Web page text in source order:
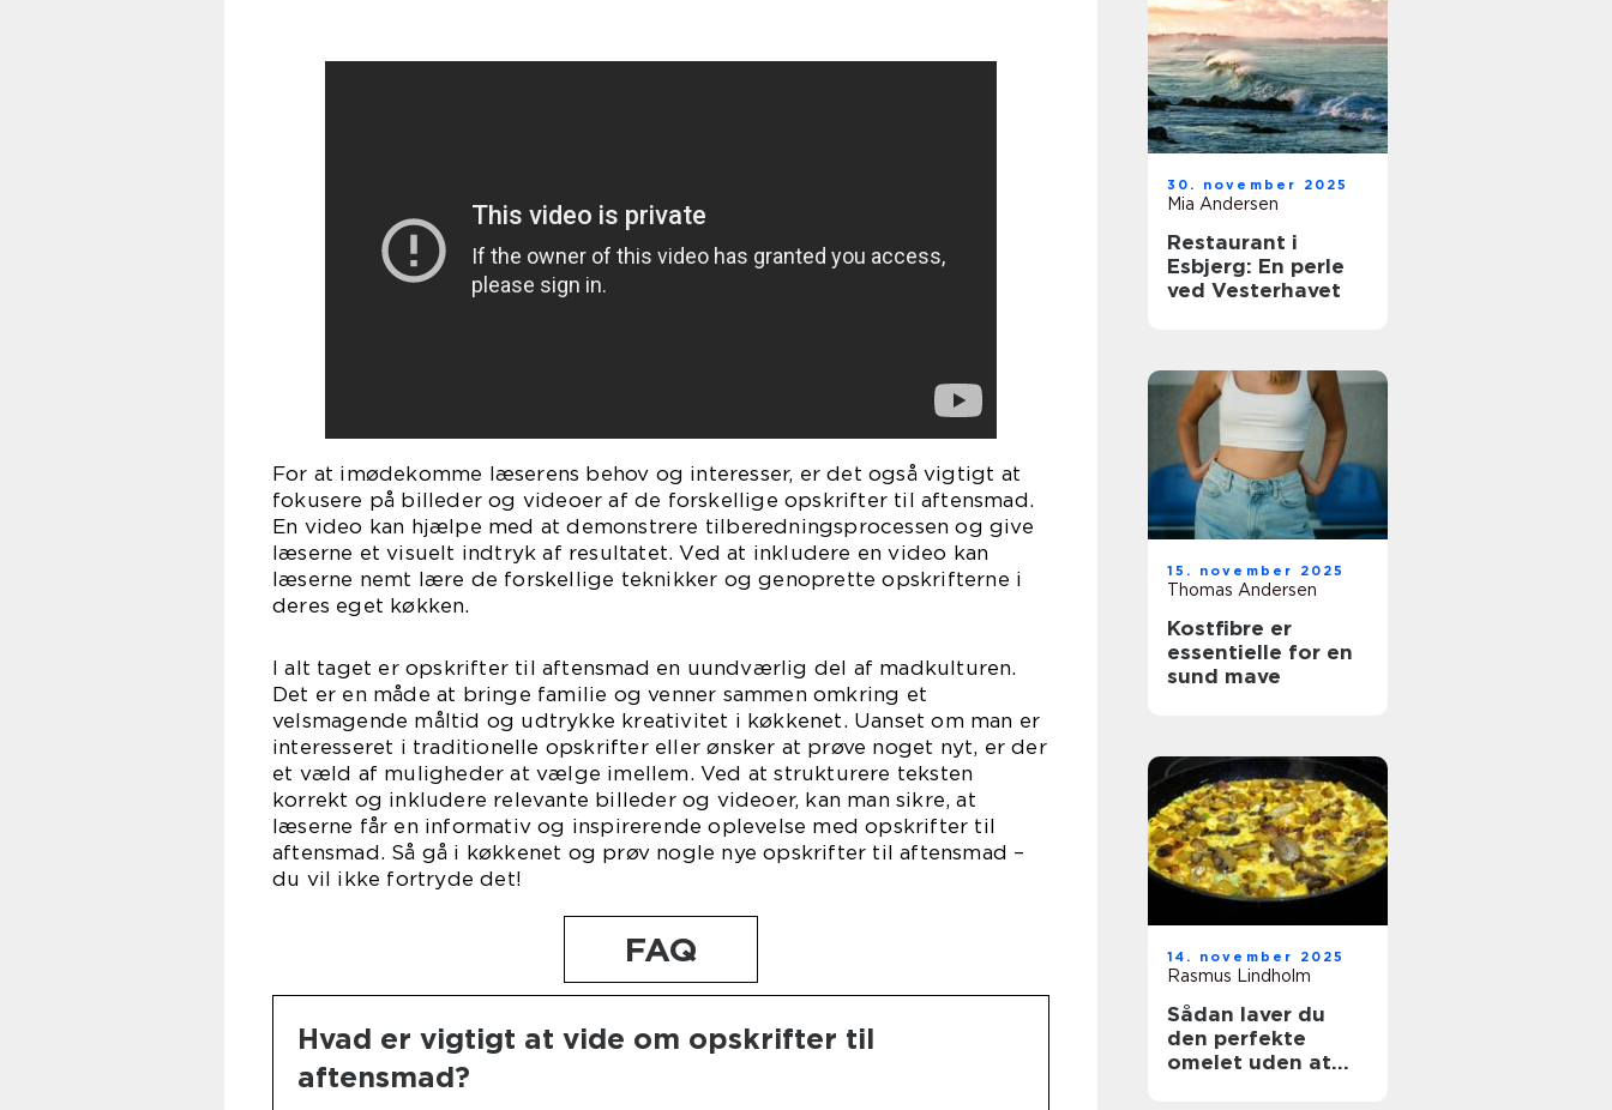
For at imødekomme læserens behov og interesser, er det også vigtigt at
fokusere på billeder og videoer af de forskellige opskrifter til aftensmad.
En video kan hjælpe med at demonstrere tilberedningsprocessen og give
læserne et visuelt indtryk af resultatet. Ved at inkludere en video kan
læserne nemt lære de forskellige teknikker og genoprette opskrifterne i
deres eget køkken.
I alt taget er opskrifter til aftensmad en uundværlig del af madkulturen.
Det er en måde at bringe familie og venner sammen omkring et
velsmagende måltid og udtrykke kreativitet i køkkenet. Uanset om man er
interesseret i traditionelle opskrifter eller ønsker at prøve noget nyt, er der
et væld af muligheder at vælge imellem. Ved at strukturere teksten
korrekt og inkludere relevante billeder og videoer, kan man sikre, at
læserne får en informativ og inspirerende oplevelse med opskrifter til
aftensmad. Så gå i køkkenet og prøv nogle nye opskrifter til aftensmad –
du vil ikke fortryde det!
FAQ
Hvad er vigtigt at vide om opskrifter til
aftensmad?
30. november 2025
Mia Andersen
Restaurant i
Esbjerg: En perle
ved Vesterhavet
15. november 2025
Thomas Andersen
Kostfibre er
essentielle for en
sund mave
14. november 2025
Rasmus Lindholm
Sådan laver du
den perfekte
omelet uden at